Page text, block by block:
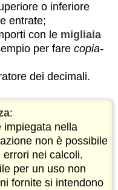
o inferiore
entrate;
con le migliaia
per fare copia-
dei decimali.
:
impiegata nella
non è possibile
nei calcoli.
per un uso non
fornite si intendono